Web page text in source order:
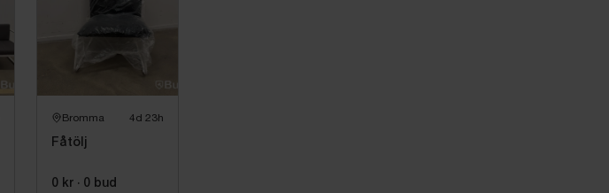
Bromma 4d 23h
Fåtölj
0 kr · 0 bud